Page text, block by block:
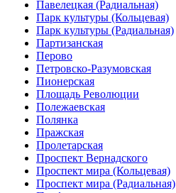
Павелецкая (Радиальная)
Парк культуры (Кольцевая)
Парк культуры (Радиальная)
Партизанская
Перово
Петровско-Разумовская
Пионерская
Площадь Революции
Полежаевская
Полянка
Пражская
Пролетарская
Проспект Вернадского
Проспект мира (Кольцевая)
Проспект мира (Радиальная)